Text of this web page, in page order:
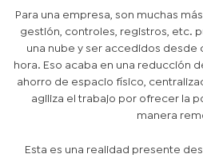
Para una empresa, son muchas
gestión, controles, registros, etc.
una nube y ser accedidos desde
hora. Eso acaba en una reducción
ahorro de espacio físico,
agiliza el trabajo por ofrecer la
manera
Esta es una realidad presente